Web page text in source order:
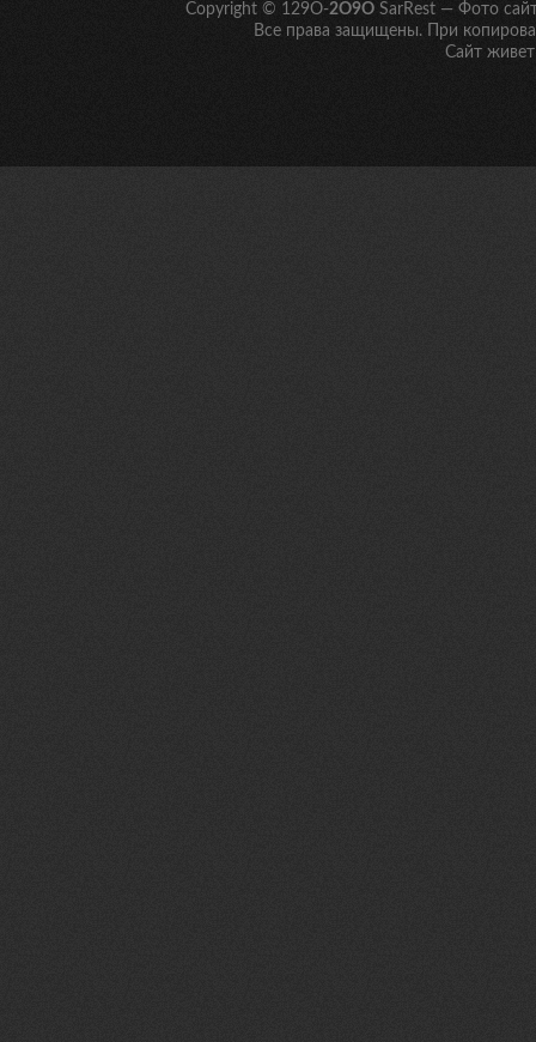
Copyright © 129O-2O9O SarRest — Фото
Все права защищены. При
Сайт живет